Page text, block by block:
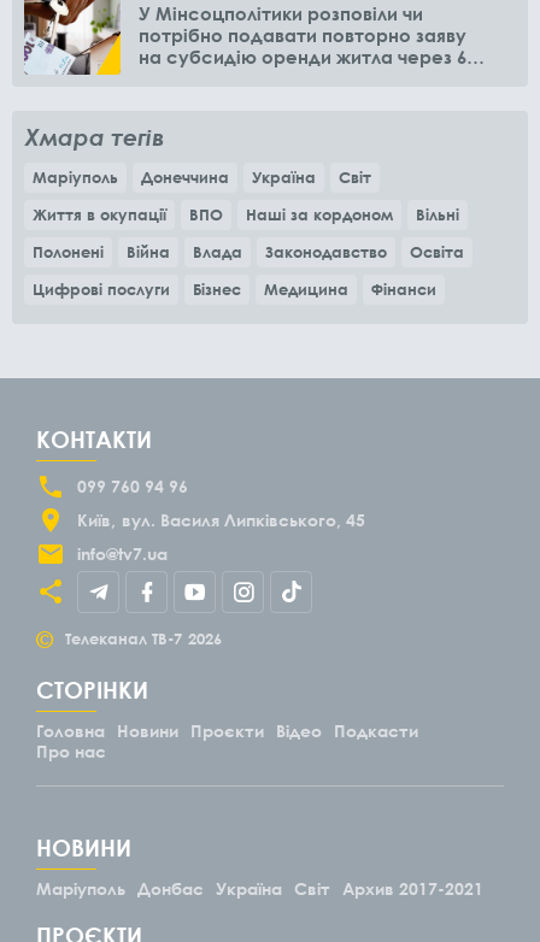
У Мінсоцполітики розповіли чи
потрібно подавати повторно заяву
на субсидію оренди житла через 6
Хмара тегів
Маріуполь Донеччина Україна
Світ
Життя в окупації
ВПО Наші за кордоном
Вільні
Полонені
Війна Влада Законодавство
Освіта
Цифрові послуги
Бізнес Медицина Фінанси
КОНТАКТИ
099 760 94 96
Київ
вул. Василя Липківського, 45
info@tv7.ua
© Телеканал ТВ-7 2026
СТОРІНКИ
Головна Новини Проєкти Відео
Подкасти
Про нас
НОВИНИ
Маріуполь Донбас Україна Світ Архив 2017-2021
ПРОЄКТИ